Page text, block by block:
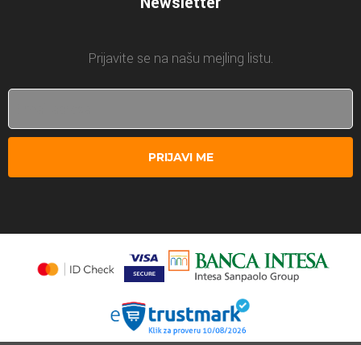
Prijavite se na našu mejling listu.
PRIJAVI ME